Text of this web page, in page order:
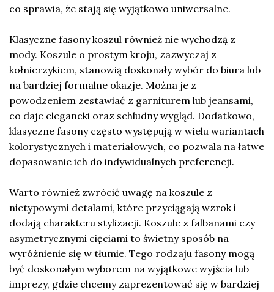
co sprawia, że stają się wyjątkowo uniwersalne.
Klasyczne fasony koszul również nie wychodzą z
mody. Koszule o prostym kroju, zazwyczaj z
kołnierzykiem, stanowią doskonały wybór do biura lub
na bardziej formalne okazje. Można je z
powodzeniem zestawiać z garniturem lub jeansami,
co daje elegancki oraz schludny wygląd. Dodatkowo,
klasyczne fasony często występują w wielu wariantach
kolorystycznych i materiałowych, co pozwala na łatwe
dopasowanie ich do indywidualnych preferencji.
Warto również zwrócić uwagę na koszule z
nietypowymi detalami, które przyciągają wzrok i
dodają charakteru stylizacji. Koszule z falbanami czy
asymetrycznymi cięciami to świetny sposób na
wyróżnienie się w tłumie. Tego rodzaju fasony mogą
być doskonałym wyborem na wyjątkowe wyjścia lub
imprezy, gdzie chcemy zaprezentować się w bardziej